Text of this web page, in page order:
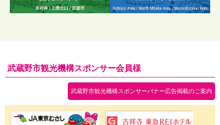
武蔵野市観光機構スポンサー会員様
武蔵野市観光機構スポンサーバナー広告掲載のご案内